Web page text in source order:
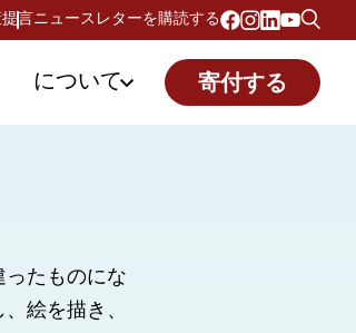
言ニュースレターを購読する
について 寄付する
たものにな
絵を描き、